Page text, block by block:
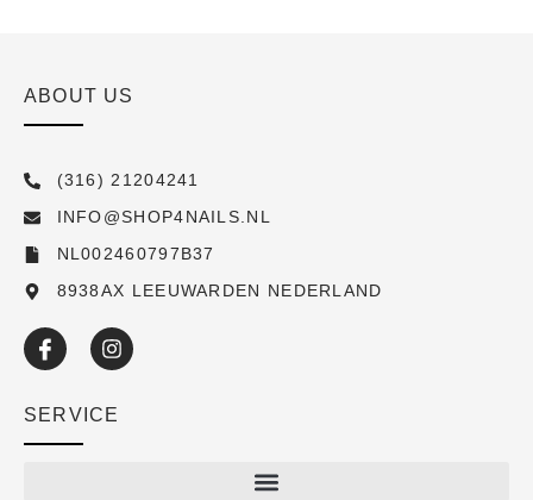
ABOUT US
(316) 21204241
INFO@SHOP4NAILS.NL
NL002460797B37
8938AX LEEUWARDEN NEDERLAND
SERVICE